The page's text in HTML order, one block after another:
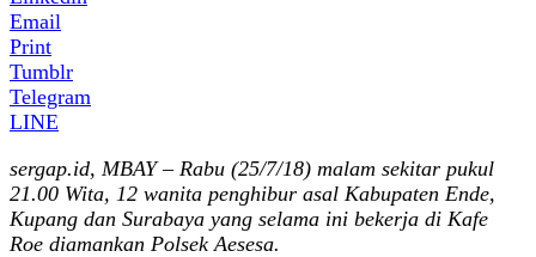
Email
Print
Tumblr
Telegram
LINE
sergap.id, MBAY – Rabu (25/7/18) malam sekitar pukul
21.00 Wita, 12 wanita penghibur asal Kabupaten Ende,
Kupang dan Surabaya yang selama ini bekerja di Kafe
Roe diamankan Polsek Aesesa.